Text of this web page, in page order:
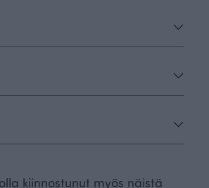
kiinnostunut myös näistä